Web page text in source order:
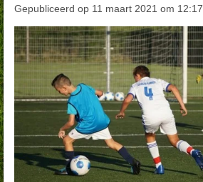
Gepubliceerd op 11 maart 2021 om 12:17